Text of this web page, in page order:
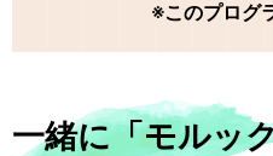
※このプログ
一緒に「モルッ